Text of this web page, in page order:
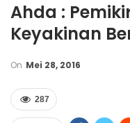
Ahda :
Keyakinan
On Mei 28, 2016
287